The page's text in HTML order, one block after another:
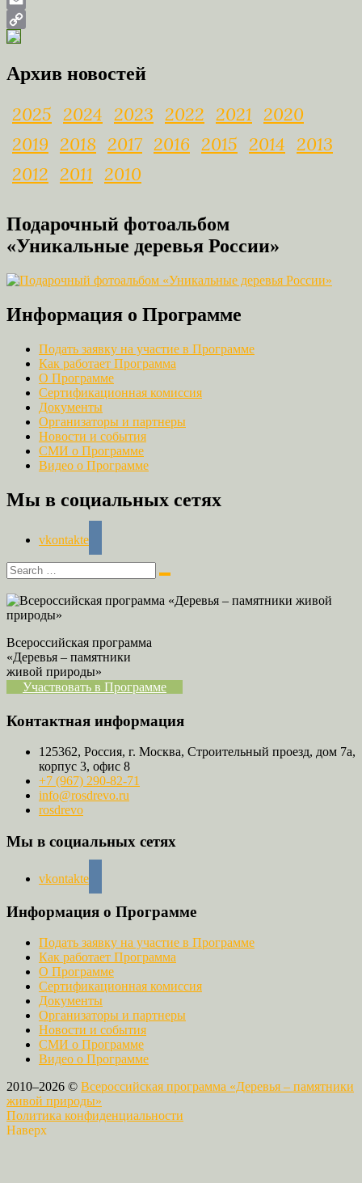
Email
Copy
Архив новостей
2025 2024 2023 2022 2021
2020
2019 2018 2017 2016 2015 2014 2013
2012 2011 2010
Подарочный фотоальбом
«Уникальные деревья России»
Информация о Программе
Подать заявку на участие в Программе
Как работает Программа
О Программе
Сертификационная комиссия
Документы
Организаторы и партнеры
Новости и события
СМИ о Программе
Видео о Программе
Мы в социальных сетях
vkontakte
Всероссийская программа
«Деревья – памятники
живой природы»
Участвовать в Программе
Контактная информация
125362, Россия, г. Москва, Строительный проезд, дом 7а,
корпус 3, офис 8
+7 (967) 290-82-71
info@rosdrevo.ru
rosdrevo
Мы в социальных сетях
vkontakte
Информация о Программе
Подать заявку на участие в Программе
Как работает Программа
О Программе
Сертификационная комиссия
Документы
Организаторы и партнеры
Новости и события
СМИ о Программе
Видео о Программе
2010–2026 © Всероссийская программа «Деревья – памятники
живой природы»
Политика конфиденциальности
Наверх